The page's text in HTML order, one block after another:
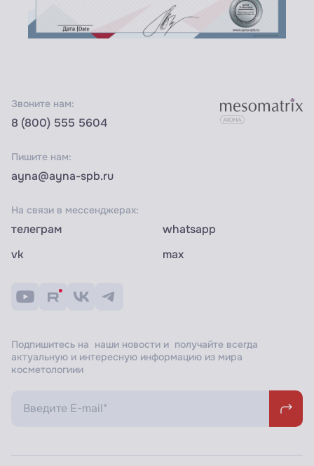
Звоните нам:
8 (800) 555 5604
Пишите нам:
ayna@ayna-spb.ru
На связи в мессенджерах:
телеграм
whatsapp
vk
max
Подпишитесь на наши новости и получайте всегда
актуальную и интересную информацию из мира
косметологиии